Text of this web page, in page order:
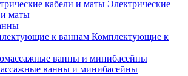
Электрические
и маты
Комплектующие к
ванны и минибасейны